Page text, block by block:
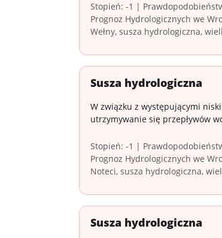
Stopień: -1 |
Prognoz Hydrologicznych we
Wełny, susza hydrologiczna,
Susza hydrologiczna
W związku z występującymi
utrzymywanie się przepływów
Stopień: -1 |
Prognoz Hydrologicznych we
Noteci, susza hydrologiczna,
Susza hydrologiczna